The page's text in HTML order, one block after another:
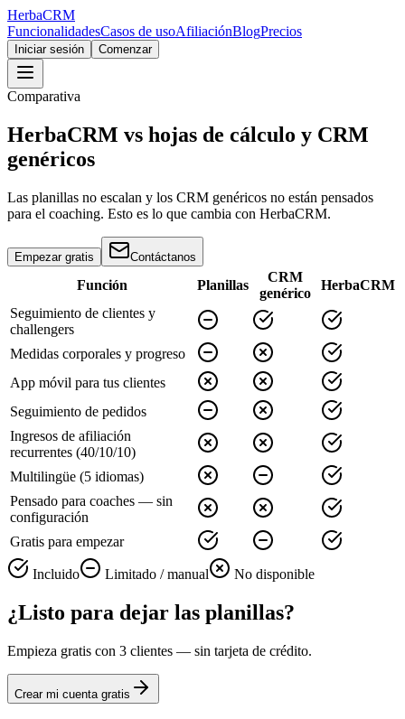
HerbaCRM
FuncionalidadesCasos de usoAfiliaciónBlogPrecios
Iniciar sesión Comenzar
Comparativa
HerbaCRM vs hojas de cálculo y CRM
genéricos
Las planillas no escalan y los CRM genéricos no están pensados
para el coaching. Esto es lo que cambia con HerbaCRM.
Empezar gratis Contáctanos
Función Planillas
CRM
genérico
HerbaCRM
Seguimiento de clientes y
challengers
Medidas corporales y progreso
App móvil para tus clientes
Seguimiento de pedidos
Ingresos de afiliación
recurrentes (40/10/10)
Multilingüe (5 idiomas)
Pensado para coaches — sin
configuración
Gratis para empezar
Incluido Limitado / manual No disponible
¿Listo para dejar las planillas?
Empieza gratis con 3 clientes — sin tarjeta de crédito.
Crear mi cuenta gratis